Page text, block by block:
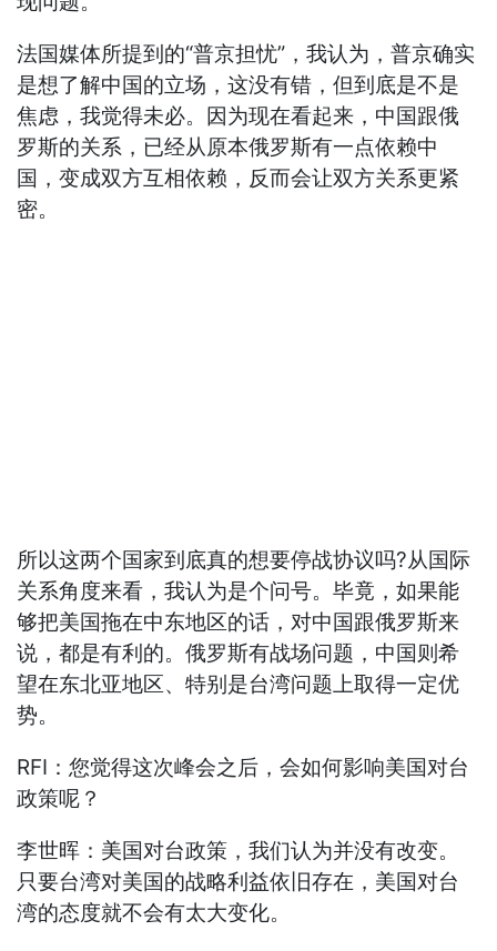
法国媒体所提到的“普京担忧”，我认为，普京确实
是想了解中国的立场，这没有错，但到底是不是
焦虑，我觉得未必。因为现在看起来，中国跟俄
罗斯的关系，已经从原本俄罗斯有一点依赖中
国，变成双方互相依赖，反而会让双方关系更紧
密。
所以这两个国家到底真的想要停战协议吗?从国际
关系角度来看，我认为是个问号。毕竟，如果能
够把美国拖在中东地区的话，对中国跟俄罗斯来
说，都是有利的。俄罗斯有战场问题，中国则希
望在东北亚地区、特别是台湾问题上取得一定优
势。
RFI：您觉得这次峰会之后，会如何影响美国对台
政策呢？
李世晖：美国对台政策，我们认为并没有改变。
只要台湾对美国的战略利益依旧存在，美国对台
湾的态度就不会有太大变化。